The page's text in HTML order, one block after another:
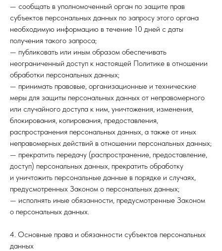
— сообщать в уполномоченный орган по защите прав
субъектов персональных данных по запросу этого органа
необходимую информацию в течение 10 дней с даты
получения такого запроса;
— публиковать или иным образом обеспечивать
неограниченный доступ к настоящей Политике в отношении
обработки персональных данных;
— принимать правовые, организационные и технические
меры для защиты персональных данных от неправомерного
или случайного доступа к ним, уничтожения, изменения,
блокирования, копирования, предоставления,
распространения персональных данных, а также от иных
неправомерных действий в отношении персональных данных;
— прекратить передачу (распространение, предоставление,
доступ) персональных данных, прекратить обработку
и уничтожить персональные данные в порядке и случаях,
предусмотренных Законом о персональных данных;
— исполнять иные обязанности, предусмотренные Законом
о персональных данных.
4. Основные права и обязанности субъектов персональных
данных